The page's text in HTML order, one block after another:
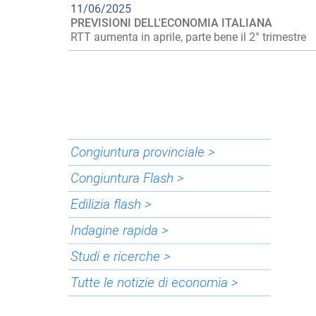
11/06/2025
PREVISIONI DELL'ECONOMIA ITALIANA
RTT aumenta in aprile, parte bene il 2° trimestre
Congiuntura provinciale >
Congiuntura Flash >
Edilizia flash >
Indagine rapida >
Studi e ricerche >
Tutte le notizie di economia >